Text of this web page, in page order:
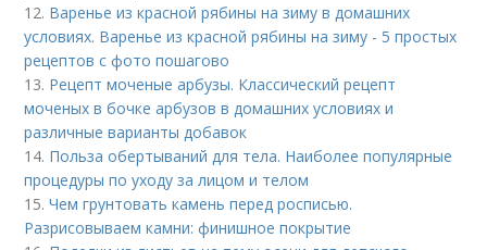
12. Варенье из красной рябины на зиму в домашних
условиях. Варенье из красной рябины на зиму - 5 простых
рецептов с фото пошагово
13. Рецепт моченые арбузы. Классический рецепт
моченых в бочке арбузов в домашних условиях и
различные варианты добавок
14. Польза обертываний для тела. Наиболее популярные
процедуры по уходу за лицом и телом
15.Чем грунтовать камень перед росписью.
Разрисовываем камни: финишное покрытие